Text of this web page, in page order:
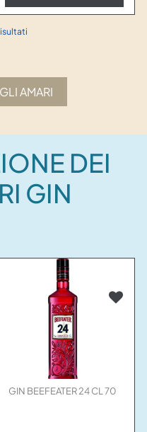
AMARI
DEI
GIN
GIN BEEFEATER 24 CL 70